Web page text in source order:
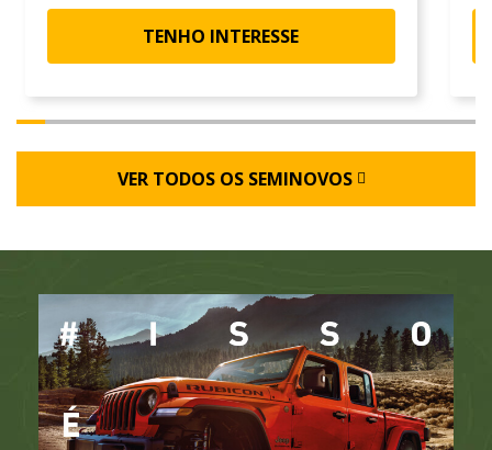
TENHO INTERESSE
VER TODOS OS SEMINOVOS